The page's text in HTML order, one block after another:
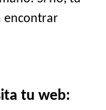
encontrar
tu web: